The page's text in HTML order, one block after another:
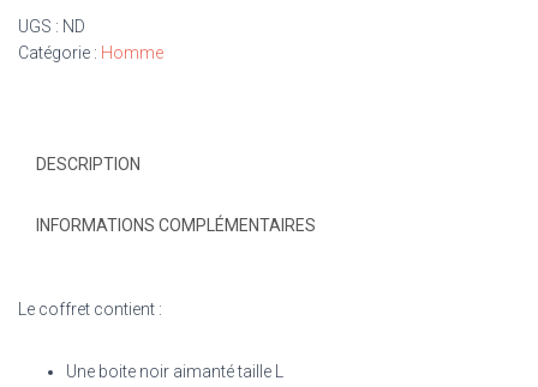
UGS : ND
Catégorie : Homme
DESCRIPTION
INFORMATIONS COMPLÉMENTAIRES
Le coffret contient :
Une boite noir aimanté taille L